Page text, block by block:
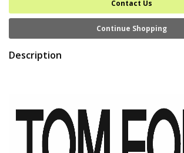
Contact Us
Continue Shopping
Description